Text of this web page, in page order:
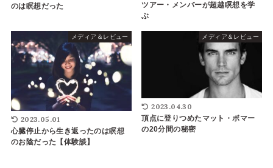
のは瞑想だった
ツアー・メンバーが超越瞑想を学
ぶ
メディア＆レビュー
2023.05.01
心臓停止から生き返ったのは瞑想
のお陰だった【体験談】
メディア＆レビュー
2023.04.30
頂点に登りつめたマット・ボマー
の20分間の秘密